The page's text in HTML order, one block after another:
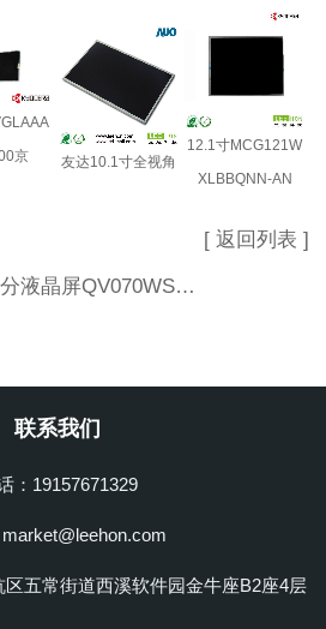
京
友达10.1寸全视角
12.1寸MCG121W
XLBBQNN-AN
QV070WSM-N60工控液晶屏
[ 返回列表 ]
联系我们
：19157671329
五常街道西溪软件园金牛座B2座4层